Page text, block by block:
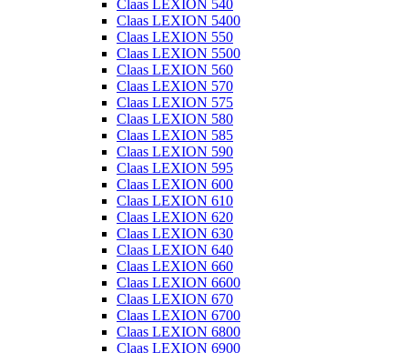
Claas LEXION 540
Claas LEXION 5400
Claas LEXION 550
Claas LEXION 5500
Claas LEXION 560
Claas LEXION 570
Claas LEXION 575
Claas LEXION 580
Claas LEXION 585
Claas LEXION 590
Claas LEXION 595
Claas LEXION 600
Claas LEXION 610
Claas LEXION 620
Claas LEXION 630
Claas LEXION 640
Claas LEXION 660
Claas LEXION 6600
Claas LEXION 670
Claas LEXION 6700
Claas LEXION 6800
Claas LEXION 6900